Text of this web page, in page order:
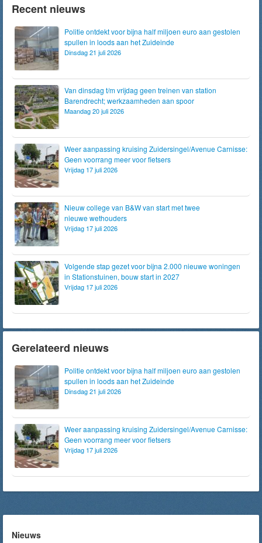
Recent nieuws
Politie ontdekt voor bijna half miljoen euro aan gestolen
spullen in loods aan het Zuideinde
Dinsdag 21 juli 2026
Van dinsdag t/m vrijdag geen treinen van station
Barendrecht; werkzaamheden aan spoor
Maandag 20 juli 2026
Weer aanpassing kruising Zuidersingel/Avenue Carnisse:
Geen voorrang meer voor fietsers
Vrijdag 17 juli 2026
Nieuw college van B&W van start met twee
nieuwe wethouders
Vrijdag 17 juli 2026
Volgende stap gezet voor bijna 2.000 nieuwe woningen
in Stationstuinen, bouw start in 2027
Vrijdag 17 juli 2026
Gerelateerd nieuws
Politie ontdekt voor bijna half miljoen euro aan gestolen
spullen in loods aan het Zuideinde
Dinsdag 21 juli 2026
Weer aanpassing kruising Zuidersingel/Avenue Carnisse:
Geen voorrang meer voor fietsers
Vrijdag 17 juli 2026
Nieuws